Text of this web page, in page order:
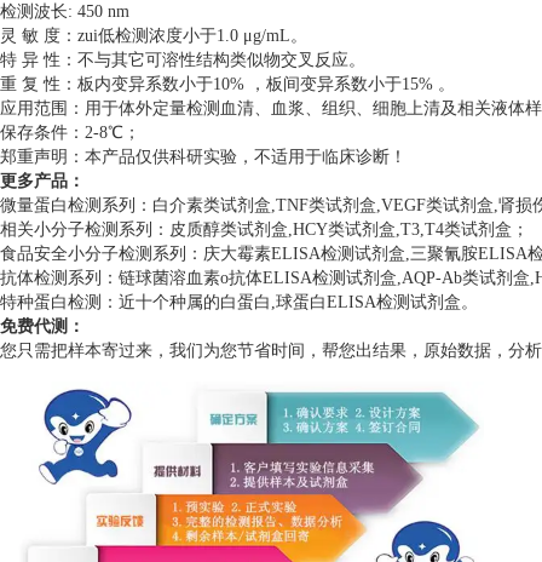
检测波长: 450 nm
灵 敏 度：zui低检测浓度小于1.0 μg/mL。
特 异 性：不与其它可溶性结构类似物交叉反应。
重 复 性：板内变异系数小于10% ，板间变异系数小于15% 。
应用范围：用于体外定量检测血清、血浆、组织、细胞上清及相关液体
保存条件：2-8℃；
郑重声明：本产品仅供科研实验，不适用于临床诊断！
更多产品：
微量蛋白检测系列：白介素类试剂盒,TNF类试剂盒,VEGF类试剂盒,肾损
相关小分子检测系列：皮质醇类试剂盒,HCY类试剂盒,T3,T4类试剂盒；
食品安全小分子检测系列：庆大霉素ELISA检测试剂盒,三聚氰胺
抗体检测系列：链球菌溶血素o抗体ELISA检测试剂盒,AQP-Ab类试剂盒
特种蛋白检测：近十个种属的白蛋白,球蛋白ELISA检测试剂盒。
免费代测：
您只需把样本寄过来，我们为您节省时间，帮您出结果，原始数据，分